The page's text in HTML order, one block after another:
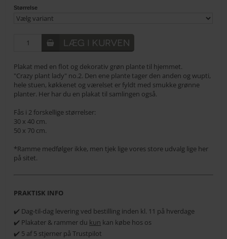
Størrelse
Plakat med en flot og dekorativ grøn plante til hjemmet.
"Crazy plant lady" no.2. Den ene plante tager den anden og wupti,
hele stuen, køkkenet og værelset er fyldt med smukke grønne
planter. Her har du en plakat til samlingen også.
Fås i 2 forskellige størrelser:
30 x 40 cm.
50 x 70 cm.
*Ramme medfølger ikke, men tjek lige vores store udvalg lige her
på sitet.
PRAKTISK INFO
✔️ Dag-til-dag levering ved bestilling inden kl. 11 på hverdage
✔️ Plakater & rammer du kun kan købe hos os
✔️ 5 af 5 stjerner på Trustpilot